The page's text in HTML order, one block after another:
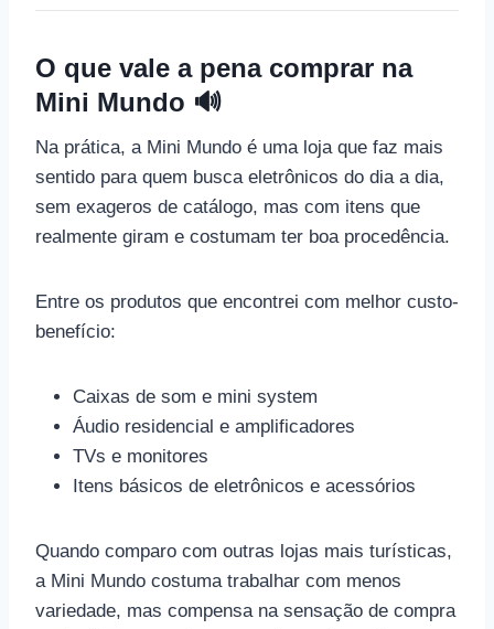
O que vale a pena comprar na
Mini Mundo 🔊
Na prática, a Mini Mundo é uma loja que faz mais
sentido para quem busca eletrônicos do dia a dia,
sem exageros de catálogo, mas com itens que
realmente giram e costumam ter boa procedência.
Entre os produtos que encontrei com melhor custo-
benefício:
Caixas de som e mini system
Áudio residencial e amplificadores
TVs e monitores
Itens básicos de eletrônicos e acessórios
Quando comparo com outras lojas mais turísticas,
a Mini Mundo costuma trabalhar com menos
variedade, mas compensa na sensação de compra